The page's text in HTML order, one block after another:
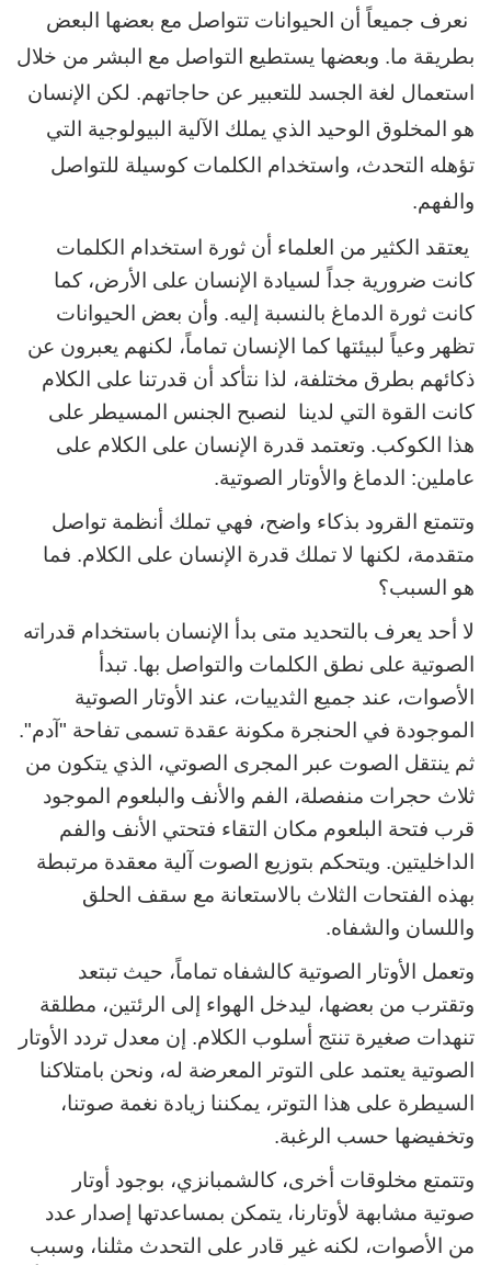
نعرف جميعاً أن الحيوانات تتواصل مع بعضها البعض
بطريقة ما. وبعضها يستطيع التواصل مع البشر من خلال
استعمال لغة الجسد للتعبير عن حاجاتهم. لكن الإنسان
هو المخلوق الوحيد الذي يملك الآلية البيولوجية التي
تؤهله التحدث، واستخدام الكلمات كوسيلة للتواصل
والفهم.
يعتقد الكثير من العلماء أن ثورة استخدام الكلمات
كانت ضرورية جداً لسيادة الإنسان على الأرض، كما
كانت ثورة الدماغ بالنسبة إليه. وأن بعض الحيوانات
تظهر وعياً لبيئتها كما الإنسان تماماً، لكنهم يعبرون عن
ذكائهم بطرق مختلفة، لذا نتأكد أن قدرتنا على الكلام
كانت القوة التي لدينا لنصبح الجنس المسيطر على
هذا الكوكب. وتعتمد قدرة الإنسان على الكلام على
عاملين: الدماغ والأوتار الصوتية.
وتتمتع القرود بذكاء واضح، فهي تملك أنظمة تواصل
متقدمة، لكنها لا تملك قدرة الإنسان على الكلام. فما
هو السبب؟
لا أحد يعرف بالتحديد متى بدأ الإنسان باستخدام قدراته
الصوتية على نطق الكلمات والتواصل بها. تبدأ
الأصوات، عند جميع الثدييات، عند الأوتار الصوتية
الموجودة في الحنجرة مكونة عقدة تسمى تفاحة "آدم".
ثم ينتقل الصوت عبر المجرى الصوتي، الذي يتكون من
ثلاث حجرات منفصلة، الفم والأنف والبلعوم الموجود
قرب فتحة البلعوم مكان التقاء فتحتي الأنف والفم
الداخليتين. ويتحكم بتوزيع الصوت آلية معقدة مرتبطة
بهذه الفتحات الثلاث بالاستعانة مع سقف الحلق
واللسان والشفاه.
وتعمل الأوتار الصوتية كالشفاه تماماً، حيث تبتعد
وتقترب من بعضها، ليدخل الهواء إلى الرئتين، مطلقة
تنهدات صغيرة تنتج أسلوب الكلام. إن معدل تردد الأوتار
الصوتية يعتمد على التوتر المعرضة له، ونحن بامتلاكنا
السيطرة على هذا التوتر، يمكننا زيادة نغمة صوتنا،
وتخفيضها حسب الرغبة.
وتتمتع مخلوقات أخرى، كالشمبانزي، بوجود أوتار
صوتية مشابهة لأوتارنا، يتمكن بمساعدتها إصدار عدد
من الأصوات، لكنه غير قادر على التحدث مثلنا، وسبب